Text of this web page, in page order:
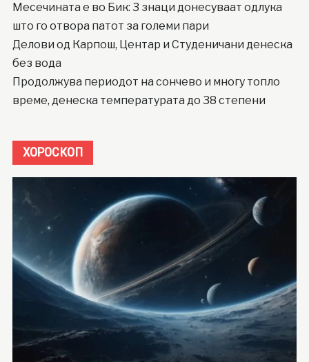
Месечината е во Бик: 3 знаци донесуваат одлука
што го отвора патот за големи пари
Делови од Карпош, Центар и Студеничани денеска
без вода
Продолжува периодот на сончево и многу топло
време, денеска температурата до 38 степени
ХОРОСКОП